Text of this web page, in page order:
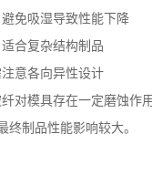
免吸湿导致性能下降
合复杂结构制品
意各向异性设计
对模具存在一定磨蚀作用
终制品性能影响较大。